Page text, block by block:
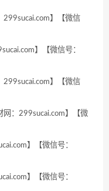
】【微信
】【微信号：
】【微信
：299sucai.com】【微
】【微信号：
】【微信号：